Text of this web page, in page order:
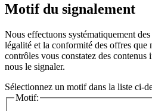
Motif du signalement
Nous effectuons systématiquement
légalité et la conformité des offres que
contrôles vous constatez des
nous le signaler.
Sélectionnez un motif dans la liste ci-
Motif: